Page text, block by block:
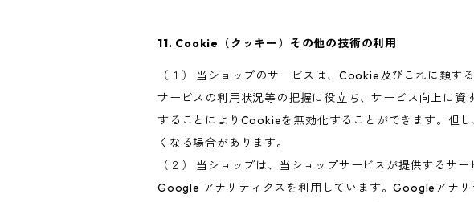
11. Cookie（クッキー）その他の技術の利用
（１） 当ショップのサービスは、Cookie及びこれに類
サービスの利用状況等の把握に役立ち、サービス向上に
することによりCookieを無効化することができます。但
くなる場合があります。
（２） 当ショップは、当ショップサービスが提供するサ
Google アナリティクスを利用しています。Googleアナ